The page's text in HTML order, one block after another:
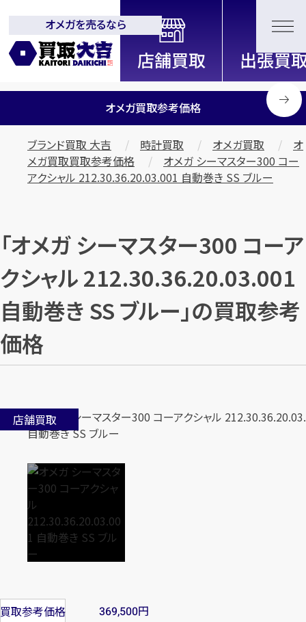
全国2000店舗以上展開中！
信頼と実績の買取専門店「買取大
吉」
オメガを売るなら
オメガ買取参考価格
ブランド買取 大吉 時計買取 オメガ買取
オ
メガ買取買取参考価格
オメガ シーマスター300 コー
アクシャル 212.30.36.20.03.001 自動巻き SS ブルー
「オメガ シーマスター300 コーア
クシャル 212.30.36.20.03.001
自動巻き SS ブルー」の買取参考
価格
店舗買取
買取参考価格 369,500円